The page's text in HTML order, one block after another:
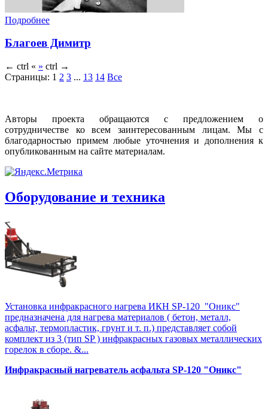
Подробнее
Благоев Димитр
← ctrl « » ctrl →
Страницы: 1 2 3 ... 13 14 Все
Авторы проекта обращаются с предложением о
сотрудничестве ко всем заинтересованным лицам. Мы с
благодарностью примем любые уточнения и дополнения к
опубликованным на сайте материалам.
Оборудование и техника
Установка инфракрасного нагрева ИКН SP-120 "Оникс"
предназначена для нагрева материалов ( бетон, металл,
асфальт, термопластик, грунт и т. п.) представляет собой
комплект из 3 (тип SP ) инфракрасных газовых металлических
горелок в сборе. &...
Инфракрасный нагреватель асфальта SP-120 "Оникс"